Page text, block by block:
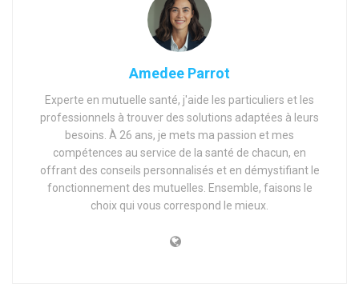
Amedee Parrot
Experte en mutuelle santé, j'aide les particuliers et les
professionnels à trouver des solutions adaptées à leurs
besoins. À 26 ans, je mets ma passion et mes
compétences au service de la santé de chacun, en
offrant des conseils personnalisés et en démystifiant le
fonctionnement des mutuelles. Ensemble, faisons le
choix qui vous correspond le mieux.